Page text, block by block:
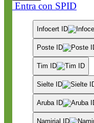
Entra con SPID
Infocert ID
Poste ID
Tim ID
Sielte ID
Aruba ID
Namirial ID